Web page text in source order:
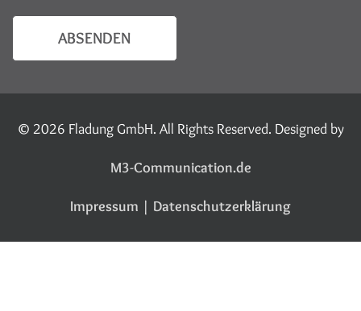
ABSENDEN
© 2026 Fladung GmbH. All Rights Reserved. Designed by
M3-Communication.de
Impressum | Datenschutzerklärung